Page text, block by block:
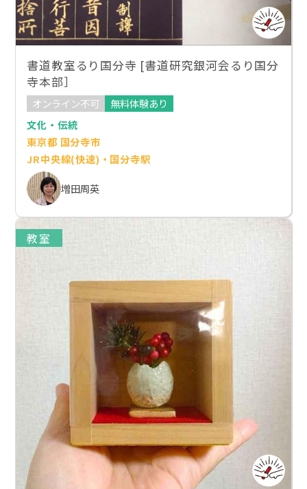
書道教室るり国分寺 [書道研究銀河会るり国分
寺本部］
オンライン不可
無料体験あり
文化・伝統
東京都 国分寺市
JR中央線(快速)・国分寺駅
増田周英
教室